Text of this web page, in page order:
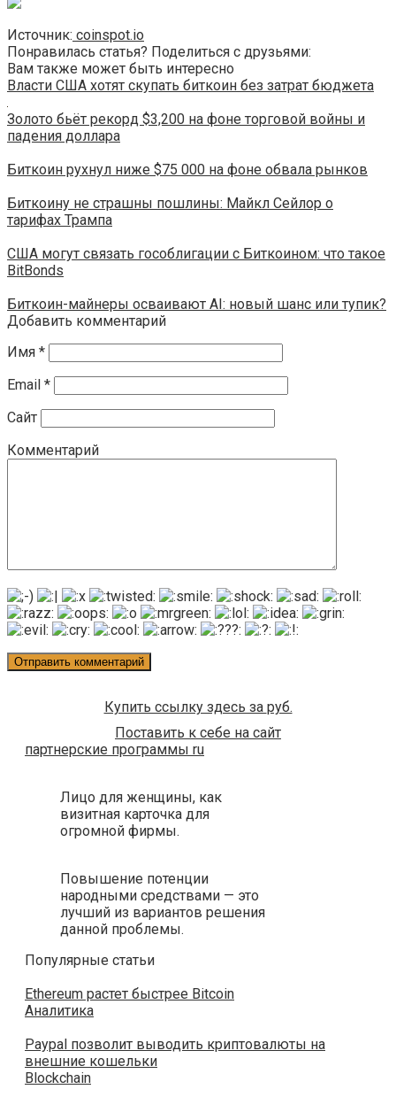
Источник: coinspot.io
Понравилась статья? Поделиться с друзьями:
Вам также может быть интересно
Власти США хотят скупать биткоин без затрат бюджета
Золото бьёт рекорд $3,200 на фоне торговой войны и
падения доллара
Биткоин рухнул ниже $75 000 на фоне обвала рынков
Биткоину не страшны пошлины: Майкл Сейлор о
тарифах Трампа
США могут связать гособлигации с Биткоином: что такое
BitBonds
Биткоин-майнеры осваивают AI: новый шанс или тупик?
Добавить комментарий
Имя *
Email *
Сайт
Комментарий
Купить ссылку здесь за руб.
Поставить к себе на сайт
партнерские программы ru
Лицо для женщины, как
визитная карточка для
огромной фирмы.
Повышение потенции
народными средствами — это
лучший из вариантов решения
данной проблемы.
Популярные статьи
Ethereum растет быстрее Bitcoin
Аналитика
Paypal позволит выводить криптовалюты на
внешние кошельки
Blockchain